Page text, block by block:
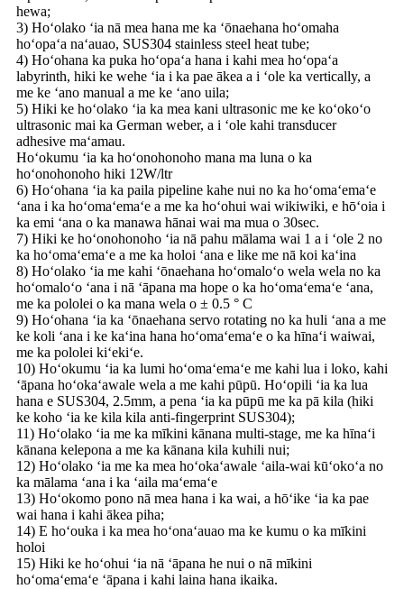
hewa;
3) Hoʻolako ʻia nā mea hana me ka ʻōnaehana hoʻomaha
hoʻopaʻa naʻauao, SUS304 stainless steel heat tube;
4) Hoʻohana ka puka hoʻopaʻa hana i kahi mea hoʻopaʻa
labyrinth, hiki ke wehe ʻia i ka pae ākea a i ʻole ka vertically, a
me ke ʻano manual a me ke ʻano uila;
5) Hiki ke hoʻolako ʻia ka mea kani ultrasonic me ke koʻokoʻo
ultrasonic mai ka German weber, a i ʻole kahi transducer
adhesive maʻamau.
Hoʻokumu ʻia ka hoʻonohonoho mana ma luna o ka
hoʻonohonoho hiki 12W/ltr
6) Hoʻohana ʻia ka paila pipeline kahe nui no ka hoʻomaʻemaʻe
ʻana i ka hoʻomaʻemaʻe a me ka hoʻohui wai wikiwiki, e hōʻoia i
ka emi ʻana o ka manawa hānai wai ma mua o 30sec.
7) Hiki ke hoʻonohonoho ʻia nā pahu mālama wai 1 a i ʻole 2 no
ka hoʻomaʻemaʻe a me ka holoi ʻana e like me nā koi kaʻina
8) Hoʻolako ʻia me kahi ʻōnaehana hoʻomaloʻo wela wela no ka
hoʻomaloʻo ʻana i nā ʻāpana ma hope o ka hoʻomaʻemaʻe ʻana,
me ka pololei o ka mana wela o ± 0.5 ° C
9) Hoʻohana ʻia ka ʻōnaehana servo rotating no ka huli ʻana a me
ke koli ʻana i ke kaʻina hana hoʻomaʻemaʻe o ka hīnaʻi waiwai,
me ka pololei kiʻekiʻe.
10) Hoʻokumu ʻia ka lumi hoʻomaʻemaʻe me kahi lua i loko, kahi
ʻāpana hoʻokaʻawale wela a me kahi pūpū. Hoʻopili ʻia ka lua
hana e SUS304, 2.5mm, a pena ʻia ka pūpū me ka pā kila (hiki
ke koho ʻia ke kila kila anti-fingerprint SUS304);
11) Hoʻolako ʻia me ka mīkini kānana multi-stage, me ka hīnaʻi
kānana kelepona a me ka kānana kila kuhili nui;
12) Hoʻolako ʻia me ka mea hoʻokaʻawale ʻaila-wai kūʻokoʻa no
ka mālama ʻana i ka ʻaila maʻemaʻe
13) Hoʻokomo pono nā mea hana i ka wai, a hōʻike ʻia ka pae
wai hana i kahi ākea piha;
14) E hoʻouka i ka mea hoʻonaʻauao ma ke kumu o ka mīkini
holoi
15) Hiki ke hoʻohui ʻia nā ʻāpana he nui o nā mīkini
hoʻomaʻemaʻe ʻāpana i kahi laina hana ikaika.